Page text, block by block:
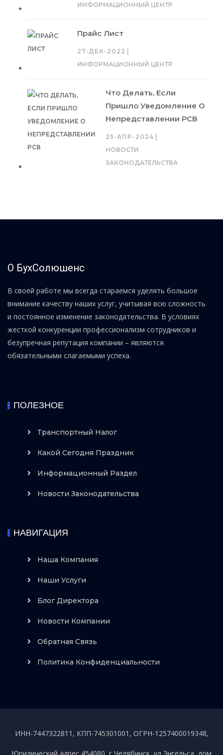
ИНФОРМАЦИОННЫЙ ЦЕНТР
Прайс Лист
27-ДЕК-2022 |
ИНФОРМАЦИОННЫЙ ЦЕНТР
Что Делать, Если
Пришло Уведомление О
Непредставлении РСВ
25-АПР-2024 |
НОВОСТИ
ЗАКОНОДАТЕЛЬСТВА
О БухСолюшенс
В своей работе мы всегда стараемся уделять большое
внимание качеству наших услуг, учитывая всю сложность
и постоянное изменение законодательства. В условиях
жесткой конкуренции профессионализм сотрудников и
безупречная репутация компании – являются
обязательными слагаемыми успеха.
ПОЛЕЗНОЕ
Транспортный Налог
Какой Сегодня Праздник
Информационный Раздел
Новости Законодательства
НАВИГАЦИЯ
Наша Компания
Наши Услуги
Блог Директора
Новости Компании
Обратная Связь
Политика Конфиденциальности
ИНН-7447322811, КПП-745301001, ОГРН-1257400019348,
Юридический адрес 454080, г Челябинск, ул Энгельса, дом